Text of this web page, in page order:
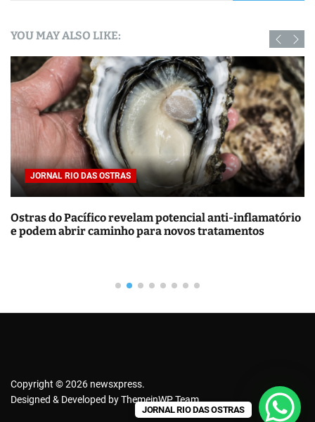
u
i
s
a
r
r
:
YOU MAY ALSO LIKE:
JORNAL RIO DAS OSTRAS
Energia solar residencial vale a pena? Guia completo
de custos e economia
Copyright © 2026 newsxpress.
Designed & Developed byThemeinWP Team
JORNAL RIO DAS OSTRAS